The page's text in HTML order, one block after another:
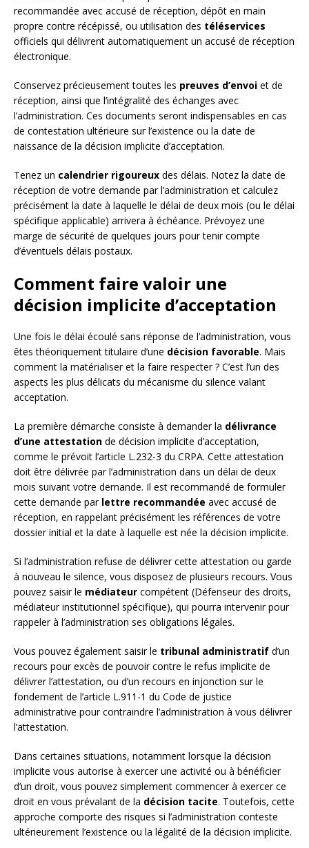
recommandée avec accusé de réception, dépôt en main
propre contre récépissé, ou utilisation des téléservices
officiels qui délivrent automatiquement un accusé de réception
électronique.
Conservez précieusement toutes les preuves d’envoi et de
réception, ainsi que l’intégralité des échanges avec
l’administration. Ces documents seront indispensables en cas
de contestation ultérieure sur l’existence ou la date de
naissance de la décision implicite d’acceptation.
Tenez un calendrier rigoureux des délais. Notez la date de
réception de votre demande par l’administration et calculez
précisément la date à laquelle le délai de deux mois (ou le délai
spécifique applicable) arrivera à échéance. Prévoyez une
marge de sécurité de quelques jours pour tenir compte
d’éventuels délais postaux.
Comment faire valoir une
décision implicite d’acceptation
Une fois le délai écoulé sans réponse de l’administration, vous
êtes théoriquement titulaire d’une décision favorable. Mais
comment la matérialiser et la faire respecter ? C’est l’un des
aspects les plus délicats du mécanisme du silence valant
acceptation.
La première démarche consiste à demander la délivrance
d’une attestation de décision implicite d’acceptation,
comme le prévoit l’article L.232-3 du CRPA. Cette attestation
doit être délivrée par l’administration dans un délai de deux
mois suivant votre demande. Il est recommandé de formuler
cette demande par lettre recommandée avec accusé de
réception, en rappelant précisément les références de votre
dossier initial et la date à laquelle est née la décision implicite.
Si l’administration refuse de délivrer cette attestation ou garde
à nouveau le silence, vous disposez de plusieurs recours. Vous
pouvez saisir le médiateur compétent (Défenseur des droits,
médiateur institutionnel spécifique), qui pourra intervenir pour
rappeler à l’administration ses obligations légales.
Vous pouvez également saisir le tribunal administratif d’un
recours pour excès de pouvoir contre le refus implicite de
délivrer l’attestation, ou d’un recours en injonction sur le
fondement de l’article L.911-1 du Code de justice
administrative pour contraindre l’administration à vous délivrer
l’attestation.
Dans certaines situations, notamment lorsque la décision
implicite vous autorise à exercer une activité ou à bénéficier
d’un droit, vous pouvez simplement commencer à exercer ce
droit en vous prévalant de la décision tacite. Toutefois, cette
approche comporte des risques si l’administration conteste
ultérieurement l’existence ou la légalité de la décision implicite.